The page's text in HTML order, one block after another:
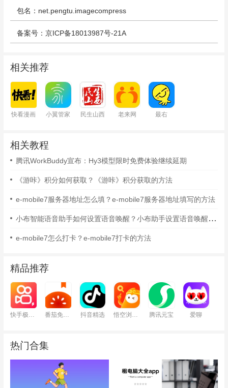
包名：net.pengtu.imagecompress
备案号：京ICP备18013987号-21A
相关推荐
快看漫画 小翼管家 民生山西 老来网 最右
相关教程
腾讯WorkBuddy宣布：Hy3模型限时免费体验继续延期
《游咔》积分如何获取？《游咔》积分获取的方法
e-mobile7服务器地址怎么填？e-mobile7服务器地址填写的方法
小布智能语音助手如何设置语音唤醒？小布助手设置语音唤醒的方法
e-mobile7怎么打卡？e-mobile7打卡的方法
精品推荐
快手极速版 番茄免费小说 抖音精选 悟空浏览器 腾讯元宝 爱聊
热门合集